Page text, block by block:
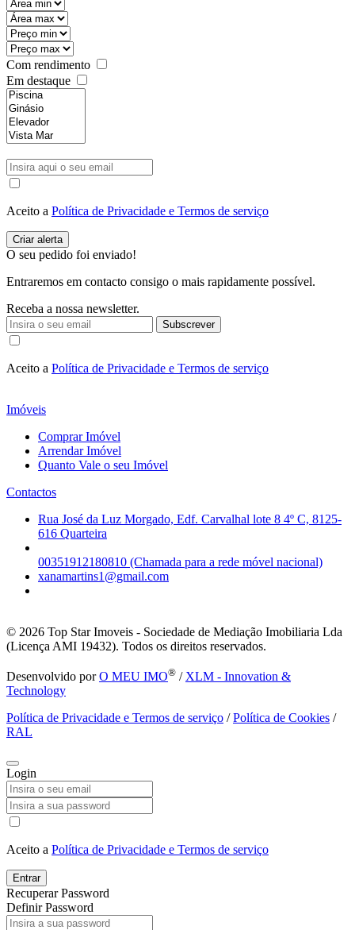
Com rendimento
Em destaque
Aceito a Política de Privacidade e Termos de serviço
O seu pedido foi enviado!
Entraremos em contacto consigo o mais rapidamente possível.
Receba a nossa newsletter.
Subscrever
Aceito a Política de Privacidade e Termos de serviço
Imóveis
Comprar Imóvel
Arrendar Imóvel
Quanto Vale o seu Imóvel
Contactos
Rua José da Luz Morgado, Edf. Carvalhal lote 8 4º C, 8125-
616 Quarteira
00351912180810 (Chamada para a rede móvel nacional)
xanamartins1@gmail.com
© 2026 Top Star Imoveis - Sociedade de Mediação Imobiliaria Lda
(Licença AMI 19432). Todos os direitos reservados.
Desenvolvido porO MEU IMO® / XLM - Innovation &
Technology
Política de Privacidade e Termos de serviço /Política de Cookies /
RAL
Login
Aceito a Política de Privacidade e Termos de serviço
Entrar
Recuperar Password
Definir Password